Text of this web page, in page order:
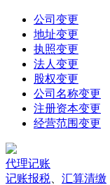
公司变更
地址变更
执照变更
法人变更
股权变更
公司名称变更
注册资本变更
经营范围变更
代理记账
记账报税
汇算清缴